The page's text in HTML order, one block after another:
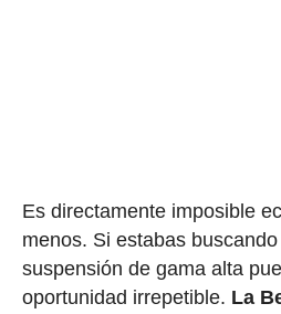
Es directamente imposible
menos. Si estabas
suspensión de gama alta
oportunidad irrepetible. La